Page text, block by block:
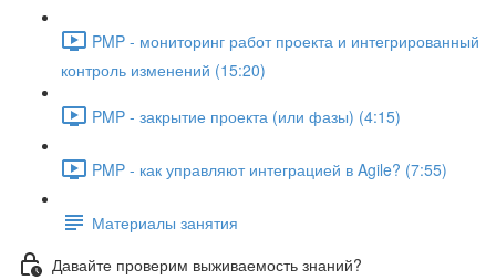
PMP - мониторинг работ проекта и интегрированный
контроль изменений (15:20)
PMP - закрытие проекта (или фазы) (4:15)
PMP - как управляют интеграцией в Agile? (7:55)
Материалы занятия
Давайте проверим выживаемость знаний?